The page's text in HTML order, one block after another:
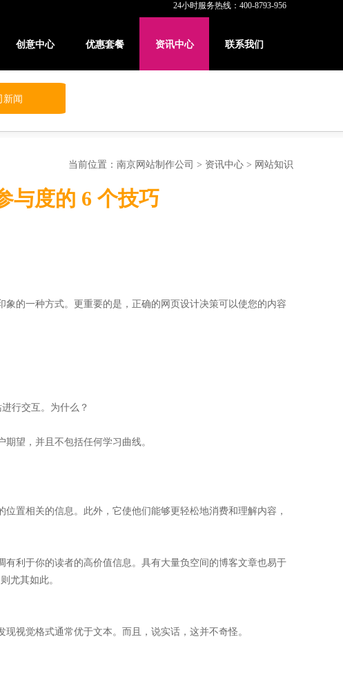
24小时服务热线：400-8793-956
创意中心 优惠套餐 资讯中心 联系我们
新闻
当前位置： 南京网站制作公司 > 资讯中心 > 网站知识
与度的 6 个技巧
的一种方式。更重要的是，正确的网页设计决策可以使您的内容
行交互。为什么？
望，并且不包括任何学习曲线。
置相关的信息。此外，它使他们能够更轻松地消费和理解内容，
利于你的读者的高价值信息。具有大量负空间的博客文章也易于
尤其如此。
视觉格式通常优于文本。而且，说实话，这并不奇怪。